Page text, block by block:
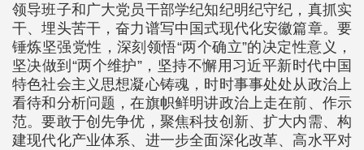
领导班子和广大党员干部学纪知纪明纪守纪，真抓实
干、埋头苦干，奋力谱写中国式现代化安徽篇章。要
锤炼坚强党性，深刻领悟“两个确立”的决定性意义，
坚决做到“两个维护”，坚持不懈用习近平新时代中国
特色社会主义思想凝心铸魂，时时事事处处从政治上
看待和分析问题，在旗帜鲜明讲政治上走在前、作示
范。要敢于创先争优，聚焦科技创新、扩大内需、构
建现代化产业体系、进一步全面深化改革、高水平对